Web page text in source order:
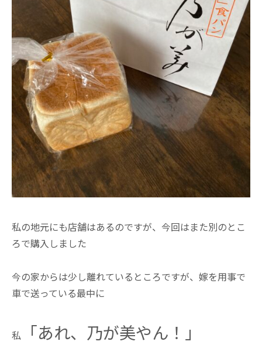
私の地元にも店舗はあるのですが、今回はまた別のとこ
ろで購入しました
今の家からは少し離れているところですが、嫁を用事で
車で送っている最中に
私 「あれ、乃が美やん！」